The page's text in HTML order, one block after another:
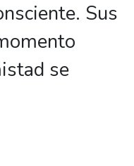
Sus
se